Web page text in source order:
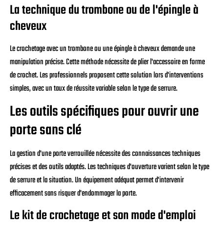
La technique du trombone ou de l'épingle à
cheveux
Le crochetage avec un trombone ou une épingle à cheveux demande une
manipulation précise. Cette méthode nécessite de plier l'accessoire en forme
de crochet. Les professionnels proposent cette solution lors d'interventions
simples, avec un taux de réussite variable selon le type de serrure.
Les outils spécifiques pour ouvrir une
porte sans clé
La gestion d'une porte verrouillée nécessite des connaissances techniques
précises et des outils adaptés. Les techniques d'ouverture varient selon le type
de serrure et la situation. Un équipement adéquat permet d'intervenir
efficacement sans risquer d'endommager la porte.
Le kit de crochetage et son mode d'emploi